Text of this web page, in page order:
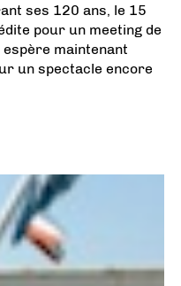
ses 120 ans, le 15
pour un meeting de
maintenant
un spectacle encore